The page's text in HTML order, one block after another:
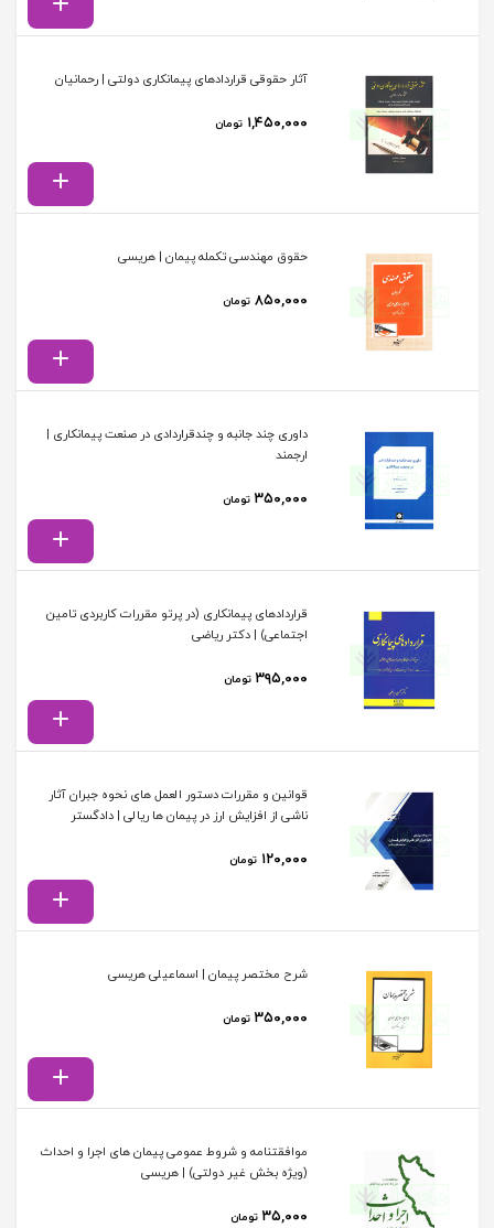
آثار حقوقی قراردادهای پیمانکاری دولتی | رحمانیان
۱,۴۵۰,۰۰۰ تومان
حقوق مهندسی تکمله پیمان | هریسی
۸۵۰,۰۰۰ تومان
داوری چند جانبه و چندقراردادی در صنعت پیمانکاری |
ارجمند
۳۵۰,۰۰۰ تومان
قراردادهای پیمانکاری (در پرتو مقررات کاربردی تامین
اجتماعی) | دکتر ریاضی
۳۹۵,۰۰۰ تومان
قوانین و مقررات دستور العمل های نحوه جبران آثار
ناشی از افزایش ارز در پیمان ها ریالی | دادگستر
۱۲۰,۰۰۰ تومان
شرح مختصر پیمان | اسماعیلی هریسی
۳۵۰,۰۰۰ تومان
موافقتنامه و شروط عمومی پیمان های اجرا و احداث
(ویژه بخش غیر دولتی) | هریسی
۳۵,۰۰۰ تومان